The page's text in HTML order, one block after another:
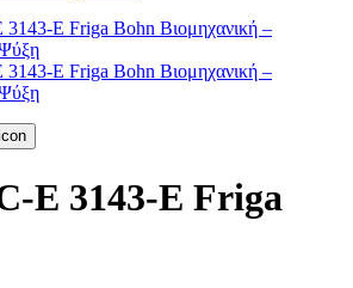
Ε 3143-E Friga